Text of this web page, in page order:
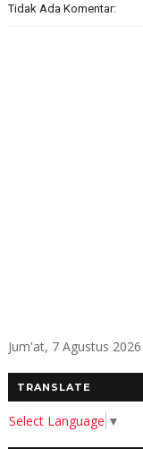
Tidak Ada Komentar:
Jum'at, 7 Agustus 2026
TRANSLATE
Select Language ▼